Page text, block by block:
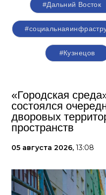
#Дальний Восток
#Кузнецов
«Городская
состоялся
дворовых
пространств
05 августа 2026, 13:08